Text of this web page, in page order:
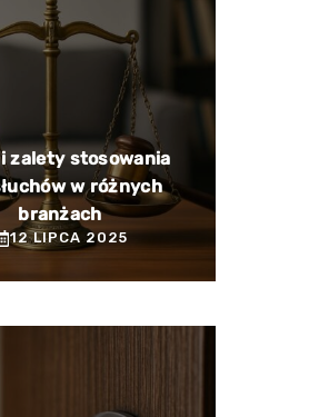
i zalety stosowania
w różnych
branżach
12 LIPCA 2025